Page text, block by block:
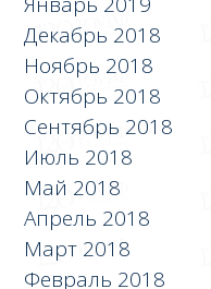
Декабрь 2018
Ноябрь 2018
Октябрь 2018
Сентябрь 2018
Июль 2018
Май 2018
Апрель 2018
Март 2018
Февраль 2018